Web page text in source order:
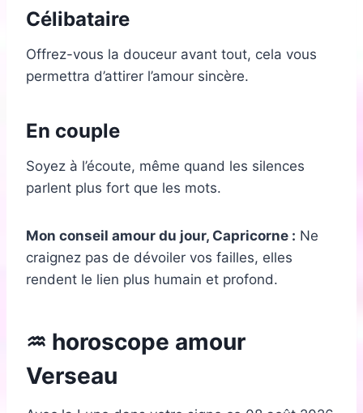
Célibataire
Offrez-vous la douceur avant tout, cela vous
permettra d’attirer l’amour sincère.
En couple
Soyez à l’écoute, même quand les silences
parlent plus fort que les mots.
Mon conseil amour du jour, Capricorne : Ne
craignez pas de dévoiler vos failles, elles
rendent le lien plus humain et profond.
♒ horoscope amour
Verseau